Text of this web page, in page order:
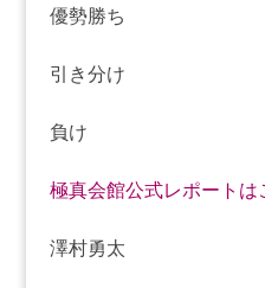
優勢勝ち
引き分け
負け
極真会館公式レポートは
澤村勇太